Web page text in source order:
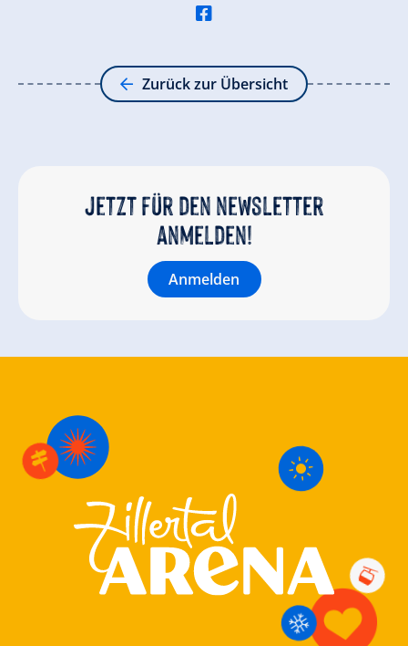
Zurück zur Übersicht
Jetzt für den newsletter
anmelden!
Anmelden